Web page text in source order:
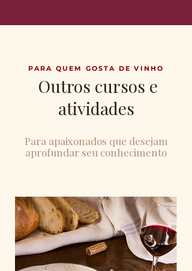
PARA QUEM GOSTA DE VIN HO
Outros cursos e
atividades
Para apaixonados que desejam
aprofundar seu conhecimento